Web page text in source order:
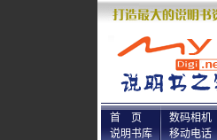
首 页
说明书库
数码相机
移动电话